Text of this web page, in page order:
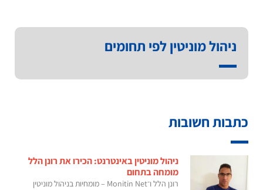
ניהול מוניטין לפי תחומים
כתבות חשובות
ניהול מוניטין באינטרנט: הכירו את רונן הלל
מומחה בתחום
רונן הלל ו־Monitin Net – מומחיות בניהול מוניטין